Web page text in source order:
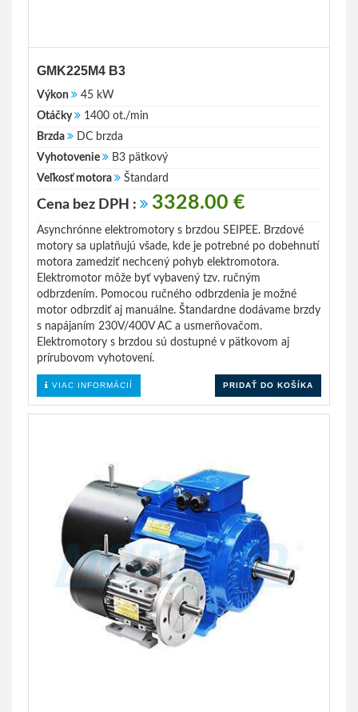
GMK225M4 B3
Výkon
45 kW
Otáčky
1400 ot./min
Brzda
DC brzda
Vyhotovenie
B3 pätkový
Veľkosť motora
Štandard
Cena bez DPH : 3328.00 €
Asynchrónne elektromotory s brzdou SEIPEE. Brzdové
motory sa uplatňujú všade, kde je potrebné po dobehnutí
motora zamedziť nechcený pohyb elektromotora.
Elektromotor môže byť vybavený tzv. ručným
odbrzdením. Pomocou ručného odbrzdenia je možné
motor odbrzdiť aj manuálne. Štandardne dodávame brzdy
s napájaním 230V/400V AC a usmerňovačom.
Elektromotory s brzdou sú dostupné v pätkovom aj
prírubovom vyhotovení.
VIAC INFORMÁCIÍ PRIDAŤ DO KOŠÍKA